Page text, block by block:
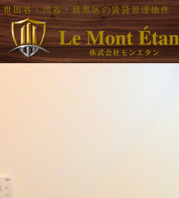
世田谷・渋谷・目黒区の賃貸管理物件
P3060006
公開日時: 2017年3月6日1000 × 563 (
← 前へ 次へ →